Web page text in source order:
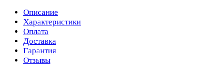
Описание
Характеристики
Оплата
Доставка
Гарантия
Отзывы